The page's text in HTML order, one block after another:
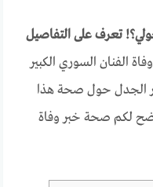
تعرف على التفاصيل
الفنان السوري الكبير
الجدل حول صحة هذا
لكم صحة خبر وفاة